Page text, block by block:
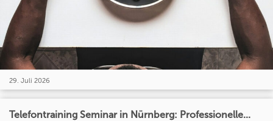
29. Juli 2026
Telefontraining Seminar in Nürnberg: Professionelle...